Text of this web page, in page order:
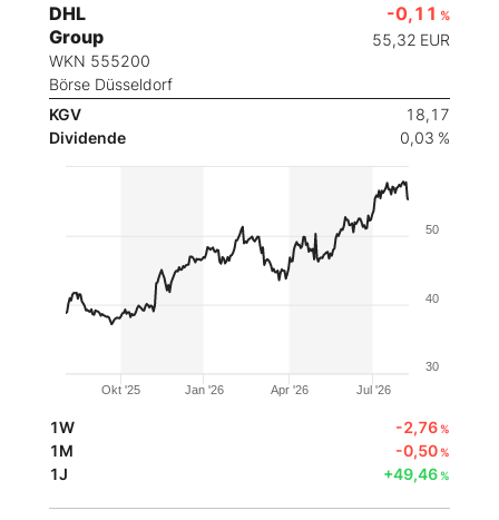
DHL
Group
WKN 555200
Börse Düsseldorf
-0,11 %
55,32 EUR
KGV
18,17
Dividende
0,03 %
Okt '25 Jan '26 Apr '26 Jul '26
30
40
50
1W -2,76%
1M -0,50%
1J +49,46%